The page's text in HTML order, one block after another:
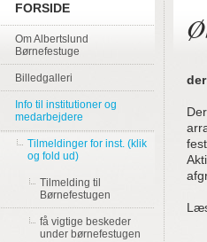
FORSIDE
Om Albertslund
Børnefestuge
Billedgalleri
Info til institutioner og
medarbejdere
Tilmeldinger for inst. (klik
og fold ud)
Tilmelding til
Børnefestugen
få vigtige beskeder
under børnefestugen